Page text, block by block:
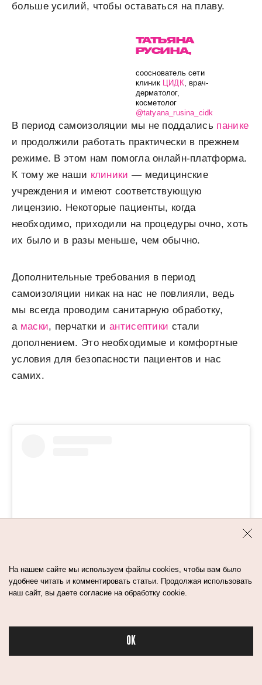
Бьюти в спорте
больше усилий, чтобы оставаться на плаву.
ТАТЬЯНА
РУСИНА,
сооснователь сети
клиник ЦИДК, врач-
дерматолог,
косметолог
@tatyana_rusina_cidk
В период самоизоляции мы не поддались панике
и продолжили работать практически в прежнем
режиме. В этом нам помогла онлайн-платформа.
К тому же наши клиники — медицинские
учреждения и имеют соответствующую
лицензию. Некоторые пациенты, когда
необходимо, приходили на процедуры очно, хоть
их было и в разы меньше, чем обычно.
Дополнительные требования в период
самоизоляции никак на нас не повлияли, ведь
мы всегда проводим санитарную обработку,
а маски, перчатки иантисептики стали
дополнением. Это необходимые и комфортные
условия для безопасности пациентов и нас
самих.
Посмотреть эту публикацию в Instagram
На нашем сайте мы используем файлы cookies, чтобы вам было
удобнее читать и комментировать статьи. Продолжая использовать
наш сайт, вы даете согласие на обработку cookie.
OK